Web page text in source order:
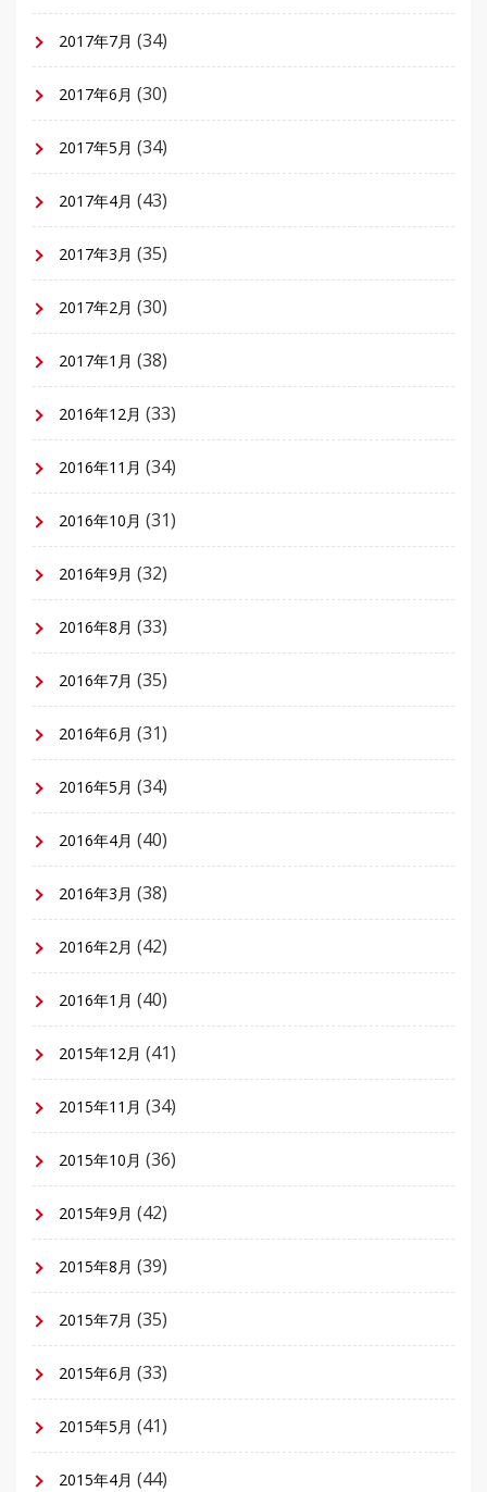
2017年7月 (34)
2017年6月 (30)
2017年5月 (34)
2017年4月 (43)
2017年3月 (35)
2017年2月 (30)
2017年1月 (38)
2016年12月 (33)
2016年11月 (34)
2016年10月 (31)
2016年9月 (32)
2016年8月 (33)
2016年7月 (35)
2016年6月 (31)
2016年5月 (34)
2016年4月 (40)
2016年3月 (38)
2016年2月 (42)
2016年1月 (40)
2015年12月 (41)
2015年11月 (34)
2015年10月 (36)
2015年9月 (42)
2015年8月 (39)
2015年7月 (35)
2015年6月 (33)
2015年5月 (41)
2015年4月 (44)